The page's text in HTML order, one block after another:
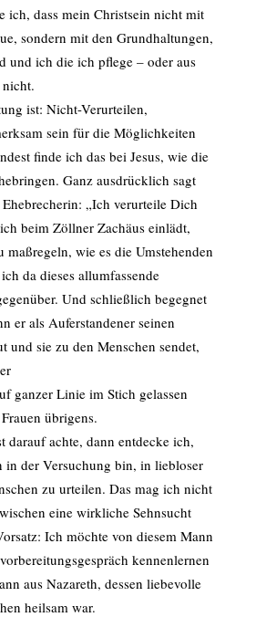
ich, dass mein Christsein nicht mit
sondern mit den Grundhaltungen,
und ich die ich pflege – oder aus
ist: Nicht-Verurteilen,
sein für die Möglichkeiten
finde ich das bei Jesus, wie die
Ganz ausdrücklich sagt
Ehebrecherin: „Ich verurteile Dich
beim Zöllner Zachäus einlädt,
wie es die Umstehenden
da dieses allumfassende
Und schließlich begegnet
er als Auferstandener seinen
und sie zu den Menschen sendet,
ganzer Linie im Stich gelassen
übrigens.
darauf achte, dann entdecke ich,
der Versuchung bin, in liebloser
zu urteilen. Das mag ich nicht
eine wirkliche Sehnsucht
Ich möchte von diesem Mann
kennenlernen
aus Nazareth, dessen liebevolle
heilsam war.